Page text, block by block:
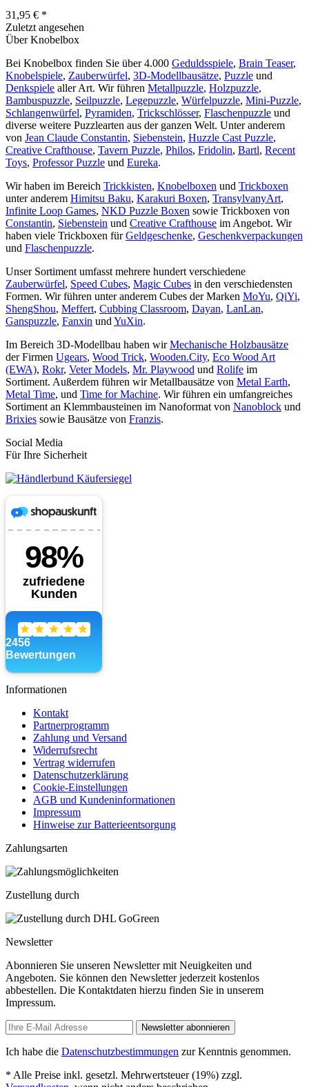
31,95 € *
Zuletzt angesehen
Über Knobelbox
Bei Knobelbox finden Sie über 4.000 Geduldsspiele, Brain Teaser,
Knobelspiele, Zauberwürfel, 3D-Modellbausätze, Puzzle und
Denkspiele aller Art. Wir führen Metallpuzzle, Holzpuzzle,
Bambuspuzzle, Seilpuzzle, Legepuzzle, Würfelpuzzle, Mini-Puzzle,
Schlangenwürfel, Pyramiden, Trickschlösser, Flaschenpuzzle und
diverse weitere Puzzlearten aus der ganzen Welt. Unter anderem
von Jean Claude Constantin, Siebenstein, Huzzle Cast Puzzle,
Creative Crafthouse, Tavern Puzzle, Philos, Fridolin, Bartl, Recent
Toys, Professor Puzzle und Eureka.
Wir haben im Bereich Trickkisten, Knobelboxen und Trickboxen
unter anderem Himitsu Baku, Karakuri Boxen, TransylvanyArt,
Infinite Loop Games, NKD Puzzle Boxen sowie Trickboxen von
Constantin, Siebenstein und Creative Crafthouse im Angebot. Wir
haben viele Trickboxen fürGeldgeschenke, Geschenkverpackungen
und Flaschenpuzzle.
Unser Sortiment umfasst mehrere hundert verschiedene
Zauberwürfel, Speed Cubes, Magic Cubes in den verschiedensten
Formen. Wir führen unter anderem Cubes der Marken MoYu, QiYi,
ShengShou, Meffert, Cubbing Classroom, Dayan, LanLan,
Ganspuzzle, Fanxin und YuXin.
Im Bereich 3D-Modellbau haben wirMechanische Holzbausätze
der Firmen Ugears, Wood Trick, Wooden.City, Eco Wood Art
(EWA), Rokr, Veter Models, Mr. Playwood und Rolife im
Sortiment. Außerdem führen wir Metallbausätze von Metal Earth,
Metal Time, und Time for Machine. Wir führen ein umfangreiches
Sortiment an Klemmbausteinen im Nanoformat von Nanoblock und
Brixies sowie Bausätze von Franzis.
Social Media
Für Ihre Sicherheit
Informationen
Kontakt
Partnerprogramm
Zahlung und Versand
Widerrufsrecht
Vertrag widerrufen
Datenschutzerklärung
Cookie-Einstellungen
AGB und Kundeninformationen
Impressum
Hinweise zur Batterieentsorgung
Zahlungsarten
Zustellung durch
Newsletter
Abonnieren Sie unseren Newsletter mit Neuigkeiten und
Angeboten. Sie können den Newsletter jederzeit kostenlos
abbestellen. Die Kontaktdaten hierzu finden Sie in unserem
Impressum.
Newsletter abonnieren
Ich habe die Datenschutzbestimmungen zur Kenntnis genommen.
* Alle Preise inkl. gesetzl. Mehrwertsteuer (19%) zzgl.